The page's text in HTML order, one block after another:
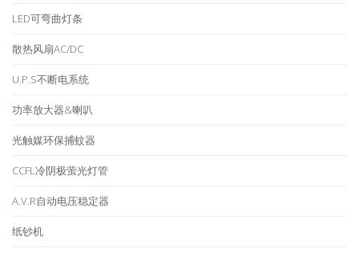
LED可弯曲灯条
散热风扇AC/DC
U.P.S不断电系统
功率放大器&喇叭
光触媒环保捕蚊器
CCFL冷阴极萤光灯管
A.V.R自动电压稳定器
纸钞机